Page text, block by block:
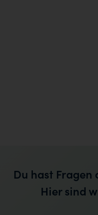
Du hast Fragen
Hier sind